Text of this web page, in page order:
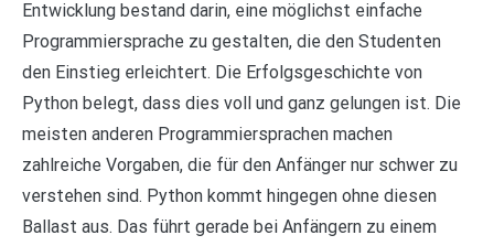
Entwicklung bestand darin, eine möglichst einfache
Programmiersprache zu gestalten, die den Studenten
den Einstieg erleichtert. Die Erfolgsgeschichte von
Python belegt, dass dies voll und ganz gelungen ist. Die
meisten anderen Programmiersprachen machen
zahlreiche Vorgaben, die für den Anfänger nur schwer zu
verstehen sind. Python kommt hingegen ohne diesen
Ballast aus. Das führt gerade bei Anfängern zu einem